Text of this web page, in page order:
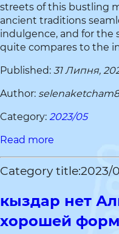
streets of this bustling
ancient traditions
indulgence, and for the
quite compares to the
Published: 31 Липня,
Author:
Category: 2023/05
Read more
Category title:2023/
кыздар нет
хорошей